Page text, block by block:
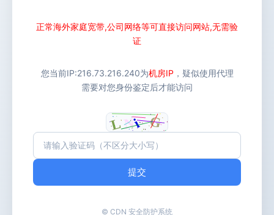
正常海外家庭宽带,公司网络等可直接访问网站,无需验
证
您当前IP:216.73.216.240为机房IP ，疑似使用代理
需要对您身份鉴定后才能访问
提交
© CDN 安全防护系统